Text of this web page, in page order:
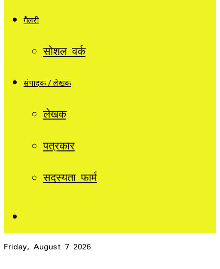
गैलरी
सोशल वर्क
संपादक / लेखक
लेखक
पत्रकार
सदस्यता फार्म
Friday, August 7 2026